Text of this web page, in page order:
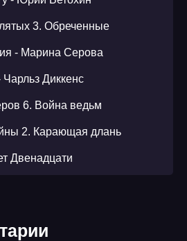
3. Обреченные
- Марина Серова
Диккенс
6. Война ведьм
2. Карающая длань
Двенадцати